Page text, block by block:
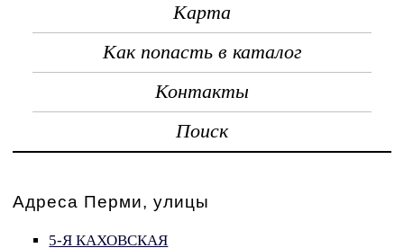
Карта
Как попасть в каталог
Контакты
Поиск
Адреса Перми, улицы
5-Я КАХОВСКАЯ